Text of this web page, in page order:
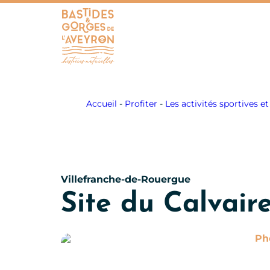
Accueil - Profiter - Les activités sportives
Villefranche-de-Rouergue
Site du